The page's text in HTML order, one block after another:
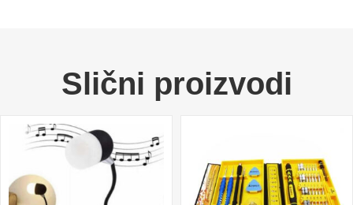
Slični proizvodi